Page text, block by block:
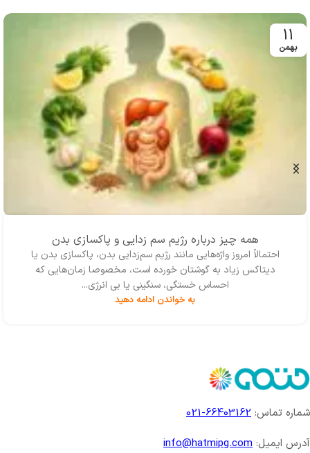
دکتر مهتاب معظمیتعداد
صفحات : 129 صفحه مصور
قطع : وزیریچاپ : سوم 1399
ناشر : انتشارات حتمی
11
بهمن
همه چیز درباره رژیم سم زدایی و پاکسازی بدن
احتمالاً امروز واژه‌‌هایی مانند رژیم سم‌زدایی بدن، پاکسازی بدن یا
دیتاکس زیاد به گوشتان خورده است، مخصوصا زمان‌هایی که
احساس خستگی، سنگینی یا بی انرژی...
به خواندن ادامه دهید
شماره تماس: 66403162-021
آدرس ایمیل: info@hatmipg.com